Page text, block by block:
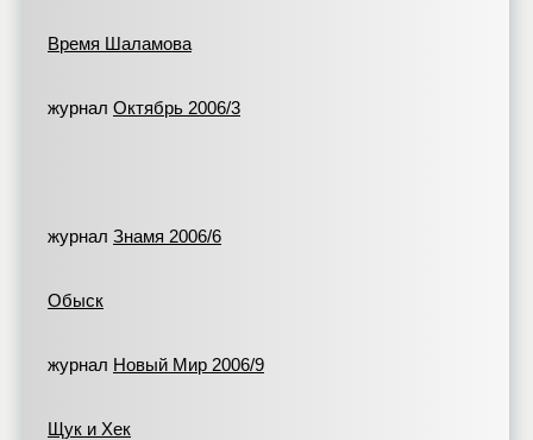
Время Шаламова
журнал Октябрь 2006/3
журнал Знамя 2006/6
Обыск
журнал Новый Мир 2006/9
Щук и Хек